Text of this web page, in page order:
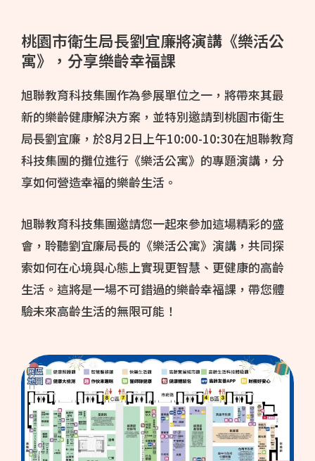
桃園市衛生局長劉宜廉將演講《樂活公
寓》，分享樂齡幸福課
旭聯教育科技集團作為參展單位之一，將帶來其最
新的樂齡健康解決方案，並特別邀請到桃園市衛生
局長劉宜廉，於8月2日上午10:00-10:30在旭聯教育
科技集團的攤位進行《樂活公寓》的專題演講，分
享如何營造幸福的樂齡生活。
旭聯教育科技集團邀請您一起來參加這場精彩的盛
會，聆聽劉宜廉局長的《樂活公寓》演講，共同探
索如何在心境與心態上實現更智慧、更健康的高齡
生活。這將是一場不可錯過的樂齡幸福課，帶您體
驗未來高齡生活的無限可能！